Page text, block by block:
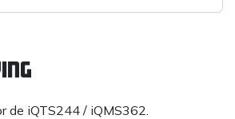
de iQTS244 / iQMS362.